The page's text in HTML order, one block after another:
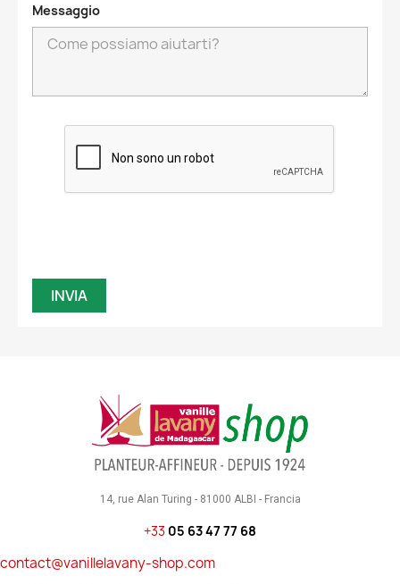
Messaggio
14, rue Alan Turing - 81000 ALBI - Francia
+33 05 63 47 77 68
contact@vanillelavany-shop.com